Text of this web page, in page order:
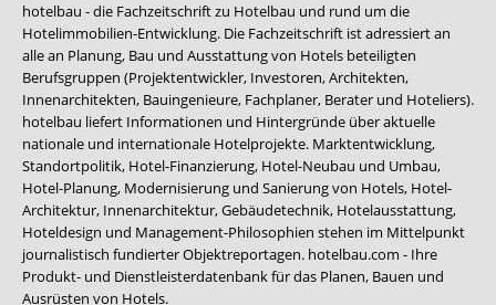
hotelbau - die Fachzeitschrift zu Hotelbau und rund um die
Hotelimmobilien-Entwicklung. Die Fachzeitschrift ist adressiert an
alle an Planung, Bau und Ausstattung von Hotels beteiligten
Berufsgruppen (Projektentwickler, Investoren, Architekten,
Innenarchitekten, Bauingenieure, Fachplaner, Berater und Hoteliers).
hotelbau liefert Informationen und Hintergründe über aktuelle
nationale und internationale Hotelprojekte. Marktentwicklung,
Standortpolitik, Hotel-Finanzierung, Hotel-Neubau und Umbau,
Hotel-Planung, Modernisierung und Sanierung von Hotels, Hotel-
Architektur, Innenarchitektur, Gebäudetechnik, Hotelausstattung,
Hoteldesign und Management-Philosophien stehen im Mittelpunkt
journalistisch fundierter Objektreportagen. hotelbau.com - Ihre
Produkt- und Dienstleisterdatenbank für das Planen, Bauen und
Ausrüsten von Hotels.